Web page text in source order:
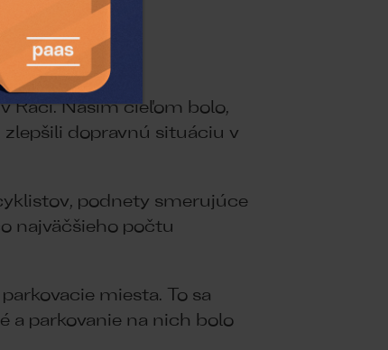
Rači. Našim cieľom bolo,
dopravnú situáciu v
podnety smerujúce
najväčšieho počtu
miesta. To sa
a parkovanie na nich bolo